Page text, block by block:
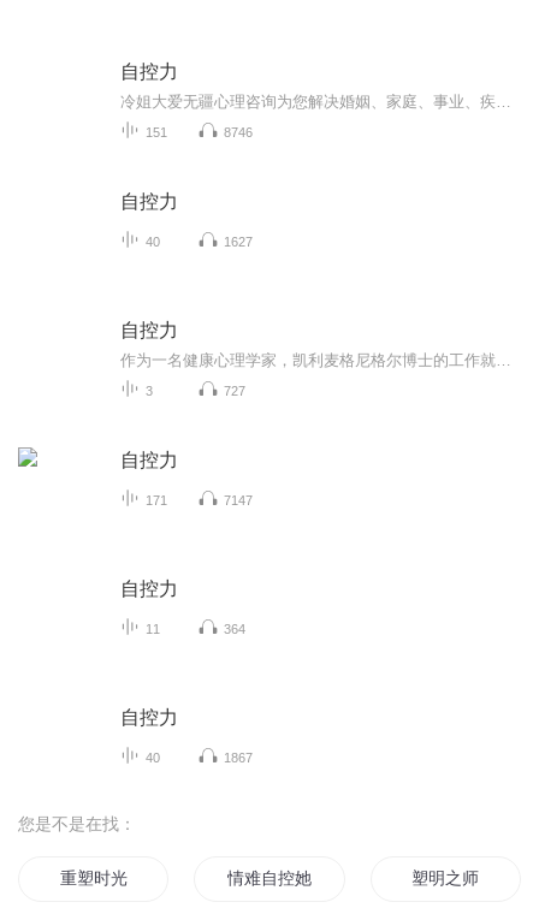
自控力
151 8746
自控力
40 1627
自控力
3 727
自控力
171 7147
自控力
11 364
自控力
40 1867
您是不是在找：
重塑时光 情难自控她的声音有魔力 塑明之师